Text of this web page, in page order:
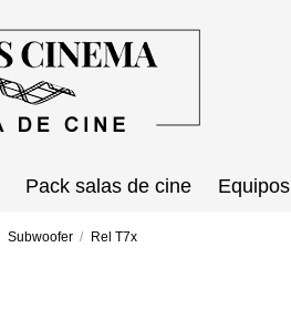
Pack salas de cine Equipos
Subwoofer Rel T7x